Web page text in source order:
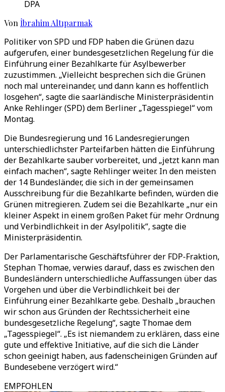
DPA
Von İbrahim Altıparmak
Politiker von SPD und FDP haben die Grünen dazu
aufgerufen, einer bundesgesetzlichen Regelung für die
Einführung einer Bezahlkarte für Asylbewerber
zuzustimmen. „Vielleicht besprechen sich die Grünen
noch mal untereinander, und dann kann es hoffentlich
losgehen“, sagte die saarländische Ministerpräsidentin
Anke Rehlinger (SPD) dem Berliner „Tagesspiegel“ vom
Montag.
Die Bundesregierung und 16 Landesregierungen
unterschiedlichster Parteifarben hätten die Einführung
der Bezahlkarte sauber vorbereitet, und „jetzt kann man
einfach machen“, sagte Rehlinger weiter. In den meisten
der 14 Bundesländer, die sich in der gemeinsamen
Ausschreibung für die Bezahlkarte befinden, würden die
Grünen mitregieren. Zudem sei die Bezahlkarte „nur ein
kleiner Aspekt in einem großen Paket für mehr Ordnung
und Verbindlichkeit in der Asylpolitik“, sagte die
Ministerpräsidentin.
Der Parlamentarische Geschäftsführer der FDP-Fraktion,
Stephan Thomae, verwies darauf, dass es zwischen den
Bundesländern unterschiedliche Auffassungen über das
Vorgehen und über die Verbindlichkeit bei der
Einführung einer Bezahlkarte gebe. Deshalb „brauchen
wir schon aus Gründen der Rechtssicherheit eine
bundesgesetzliche Regelung“, sagte Thomae dem
„Tagesspiegel“. „Es ist niemandem zu erklären, dass eine
gute und effektive Initiative, auf die sich die Länder
schon geeinigt haben, aus fadenscheinigen Gründen auf
Bundesebene verzögert wird.“
EMPFOHLEN